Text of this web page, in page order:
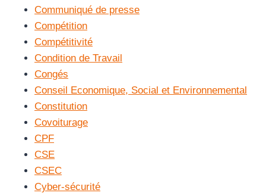
Communiqué de presse
Compétition
Compétitivité
Condition de Travail
Congés
Conseil Economique, Social et Environnemental
Constitution
Covoiturage
CPF
CSE
CSEC
Cyber-sécurité